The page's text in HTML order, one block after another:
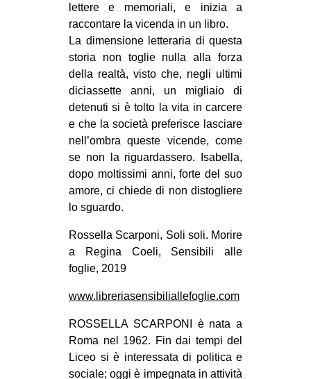
lettere e memoriali, e inizia a
raccontare la vicenda in un libro.
La dimensione letteraria di questa
storia non toglie nulla alla forza
della realtà, visto che, negli ultimi
diciassette anni, un migliaio di
detenuti si è tolto la vita in carcere
e che la società preferisce lasciare
nell’ombra queste vicende, come
se non la riguardassero. Isabella,
dopo moltissimi anni, forte del suo
amore, ci chiede di non distogliere
lo sguardo.
Rossella Scarponi, Soli soli. Morire
a Regina Coeli, Sensibili alle
foglie, 2019
www.libreriasensibiliallefoglie.com
ROSSELLA SCARPONI è nata a
Roma nel 1962. Fin dai tempi del
Liceo si è interessata di politica e
sociale; oggi è impegnata in attività